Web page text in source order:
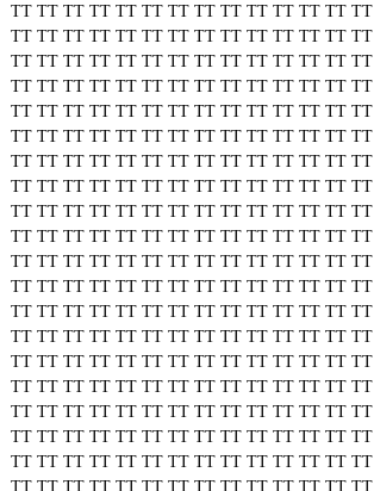
TT TT TT TT TT TT TT TT TT TT TT TT TT TT
TT TT TT TT TT TT TT TT TT TT TT TT TT TT
TT TT TT TT TT TT TT TT TT TT TT TT TT TT
TT TT TT TT TT TT TT TT TT TT TT TT TT TT
TT TT TT TT TT TT TT TT TT TT TT TT TT TT
TT TT TT TT TT TT TT TT TT TT TT TT TT TT
TT TT TT TT TT TT TT TT TT TT TT TT TT TT
TT TT TT TT TT TT TT TT TT TT TT TT TT TT
TT TT TT TT TT TT TT TT TT TT TT TT TT TT
TT TT TT TT TT TT TT TT TT TT TT TT TT TT
TT TT TT TT TT TT TT TT TT TT TT TT TT TT
TT TT TT TT TT TT TT TT TT TT TT TT TT TT
TT TT TT TT TT TT TT TT TT TT TT TT TT TT
TT TT TT TT TT TT TT TT TT TT TT TT TT TT
TT TT TT TT TT TT TT TT TT TT TT TT TT TT
TT TT TT TT TT TT TT TT TT TT TT TT TT TT
TT TT TT TT TT TT TT TT TT TT TT TT TT TT
TT TT TT TT TT TT TT TT TT TT TT TT TT TT
TT TT TT TT TT TT TT TT TT TT TT TT TT TT
TT TT TT TT TT TT TT TT TT TT TT TT TT TT